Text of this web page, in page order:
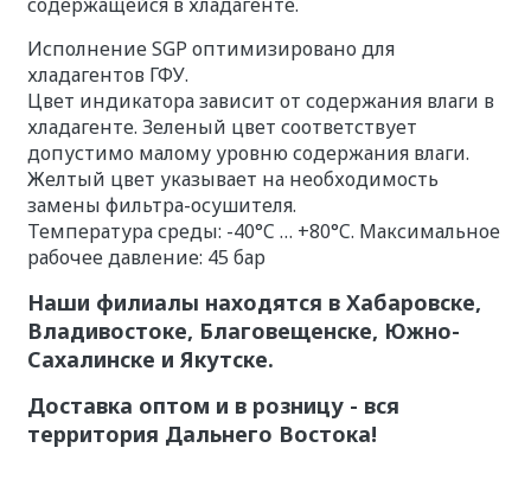
Исполнение SGP оптимизировано для
хладагентов ГФУ.
Цвет индикатора зависит от содержания влаги в
хладагенте. Зеленый цвет соответствует
допустимо малому уровню содержания влаги.
Желтый цвет указывает на необходимость
замены фильтра-осушителя.
Температура среды: -40°C … +80°C. Максимальное
рабочее давление: 45 бар
Наши филиалы находятся в Хабаровске,
Владивостоке, Благовещенске, Южно-
Сахалинске и Якутске.
Доставка оптом и в розницу - вся
территория Дальнего Востока!